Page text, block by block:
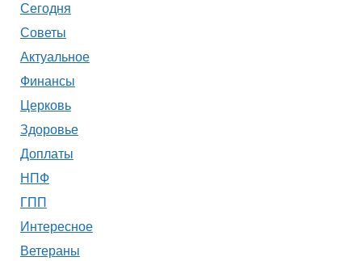
Сегодня
Советы
Актуальное
Финансы
Церковь
Здоровье
Доплаты
НПФ
ГПП
Интересное
Ветераны